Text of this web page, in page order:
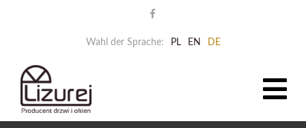
Wahl der Sprache: PL EN DE